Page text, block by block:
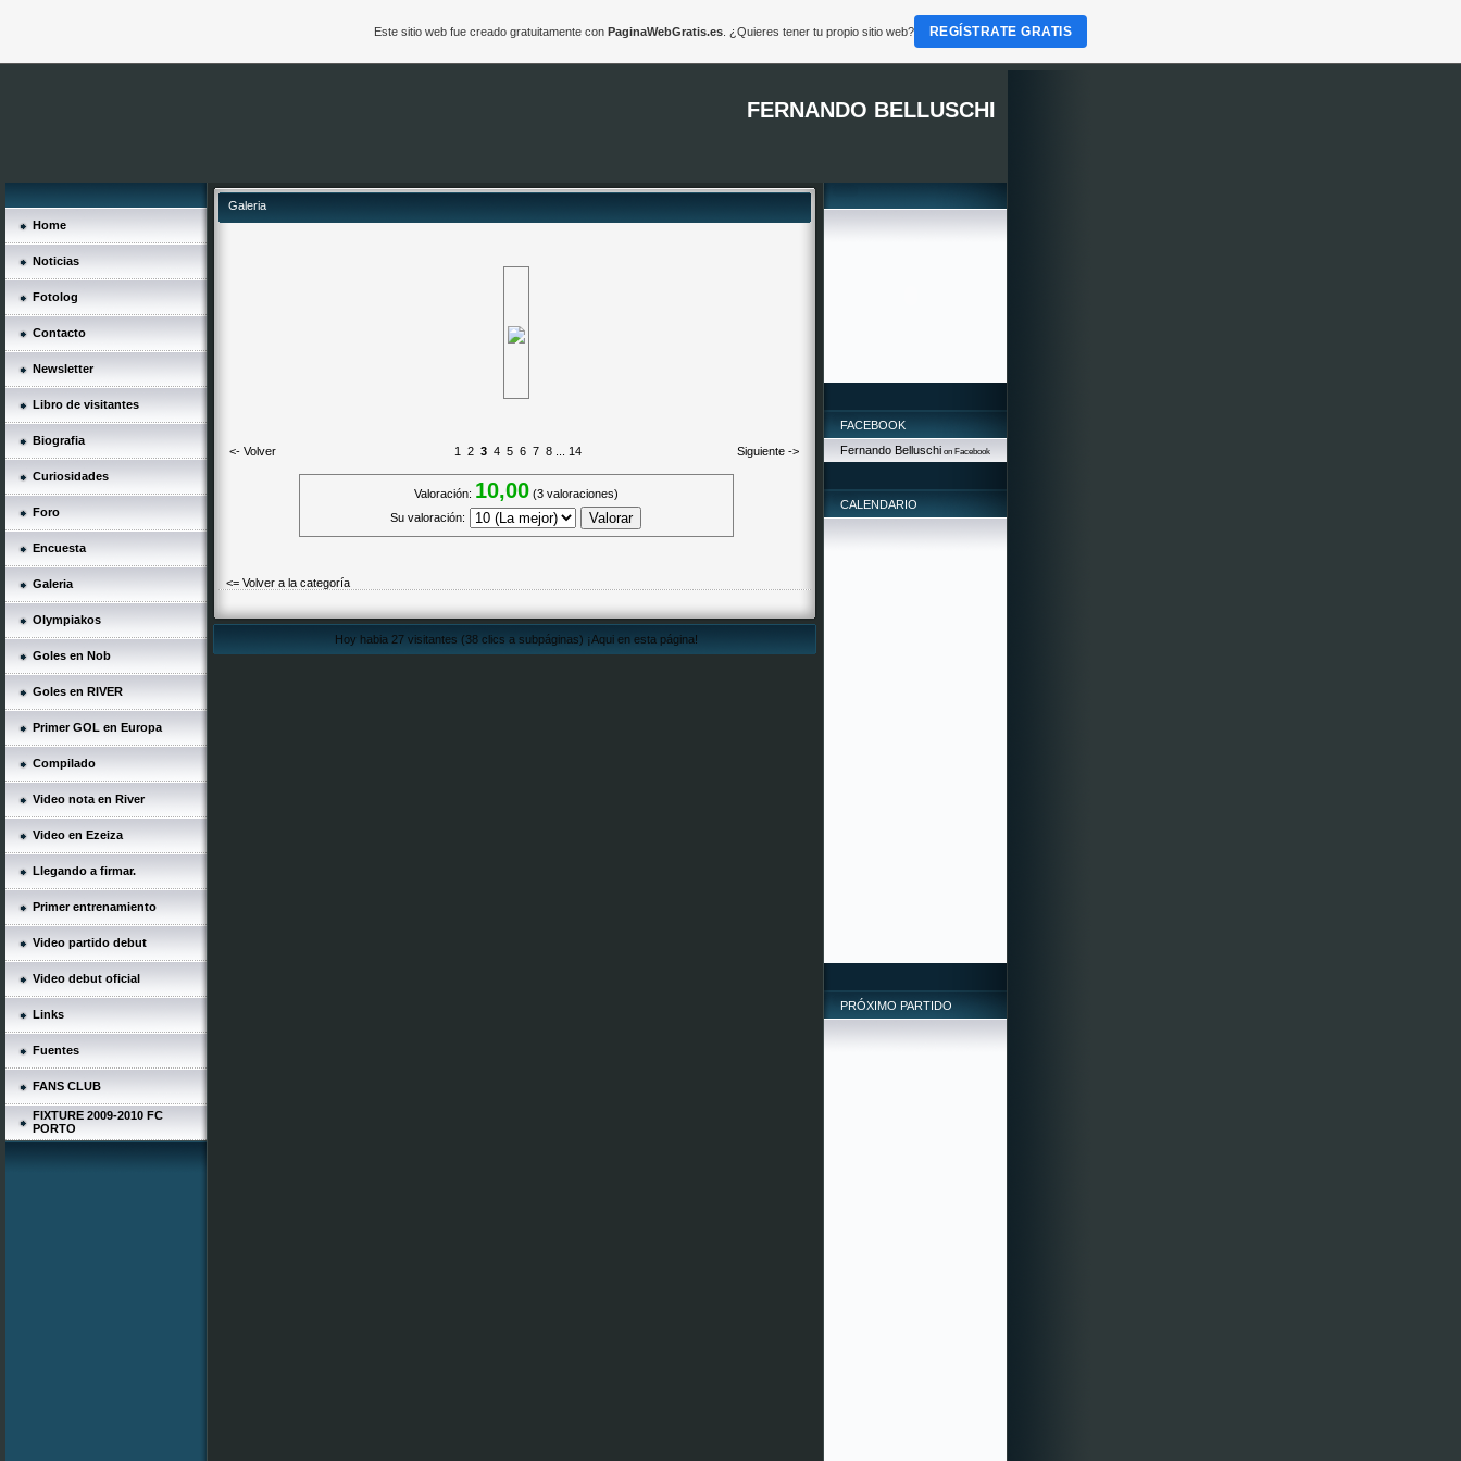
FERNANDO BELLUSCHI
Home
Noticias
Fotolog
Contacto
Newsletter
Libro de visitantes
Biografia
Curiosidades
Foro
Encuesta
Galeria
Olympiakos
Goles en Nob
Goles en RIVER
Primer GOL en Europa
Compilado
Video nota en River
Video en Ezeiza
Llegando a firmar.
Primer entrenamiento
Video partido debut
Video debut oficial
Links
Fuentes
FANS CLUB
FIXTURE 2009-2010 FC
PORTO
Galeria
<- Volver 1 2 3 4 5 6 7 8... 14 Siguiente ->
Valoración: 10,00(3 valoraciones)
Su valoración:
<= Volver a la categoría
Hoy habia 27 visitantes (38 clics a subpáginas) ¡Aqui en esta página!
FACEBOOK
Fernando Belluschi on Facebook
CALENDARIO
PRÓXIMO PARTIDO
Este sitio web fue creado gratuitamente con PaginaWebGratis.es. ¿Quieres tener tu propio sitio web? REGÍSTRATE GRATIS